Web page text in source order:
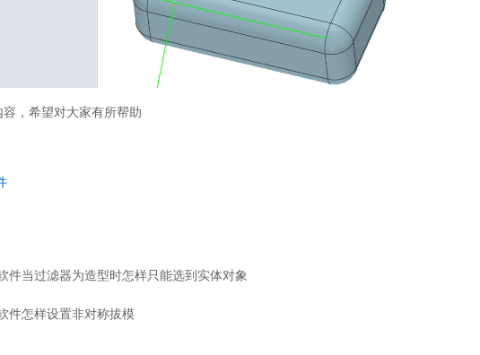
，希望对大家有所帮助
件当过滤器为造型时怎样只能选到实体对象
件怎样设置非对称拔模